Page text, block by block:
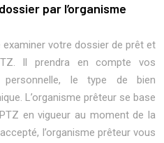
par l’organisme
examiner votre dossier de prêt et
Il prendra en compte vos
personnelle, le type de bien
L’organisme prêteur se base
en vigueur au moment de la
l’organisme prêteur vous